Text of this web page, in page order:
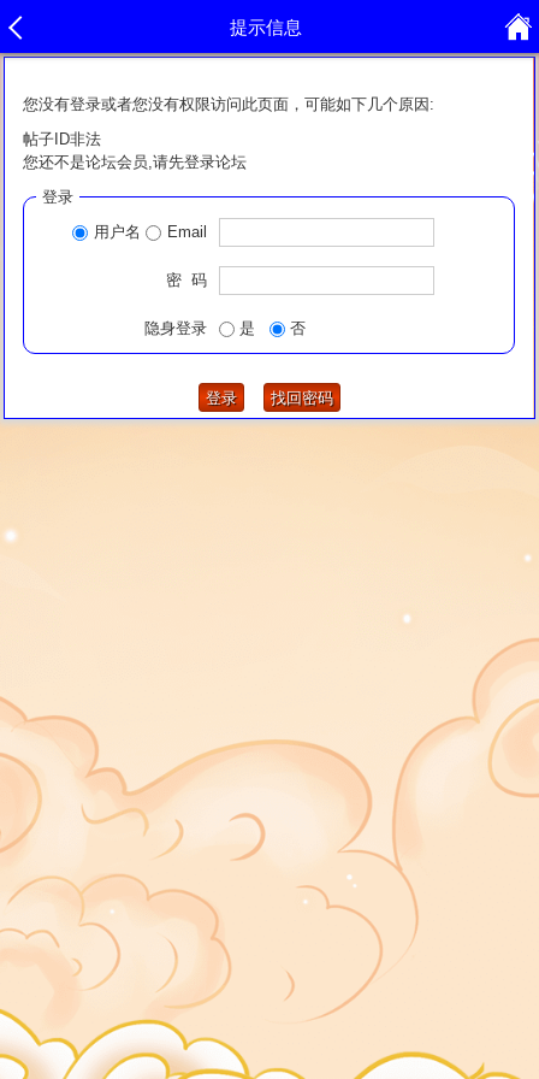
提示信息
您没有登录或者您没有权限访问此页面，可能如下几个原因:
帖子ID非法
您还不是论坛会员,请先登录论坛
登录
用户名
Email
密 码
隐身登录 是 否